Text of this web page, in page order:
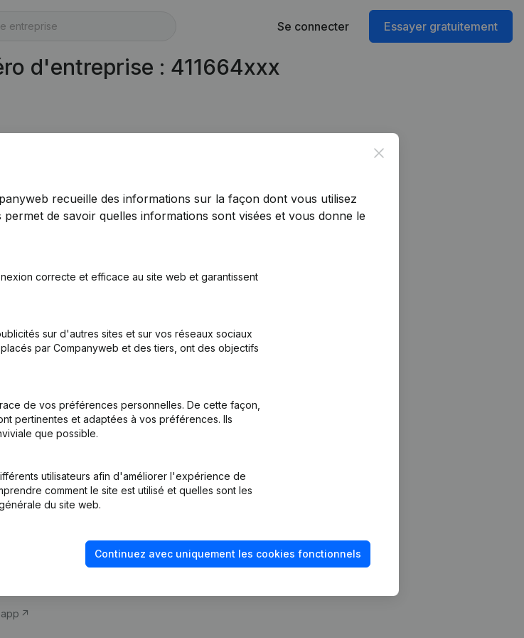
Se connecter Essayer gratuitement
d'entreprise : 411664xxx
Close
recueille des informations sur la façon dont vous utilisez
permet de savoir quelles informations sont visées et vous donne le
correcte et efficace au site web et garantissent
sur d'autres sites et sur vos réseaux sociaux
par Companyweb et des tiers, ont des objectifs
de vos préférences personnelles. De cette façon,
pertinentes et adaptées à vos préférences. Ils
que possible.
utilisateurs afin d'améliorer l'expérience de
comment le site est utilisé et quelles sont les
du site web.
Continuez avec uniquement les cookies fonctionnels
fraude
Consulter des comptes annuels
Vérification de la solvabilité